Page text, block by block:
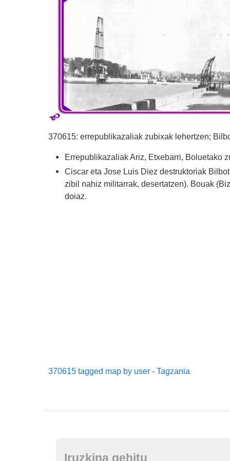
370615: errepublikazaliak zubixak lehertzen;
Errepublikazaliak Ariz, Etxebarri, Boluetako
Ciscar eta Jose Luis Diez destruktoriak
zibil nahiz militarrak, desertatzen). Bouak
doiaz.
370615 tagged map by user - Tagzania
Iruzkina gehitu